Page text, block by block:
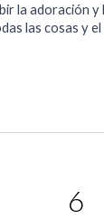
la adoración y
las cosas y
6